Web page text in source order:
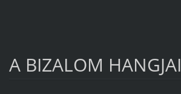
A BIZALOM HANGJAI